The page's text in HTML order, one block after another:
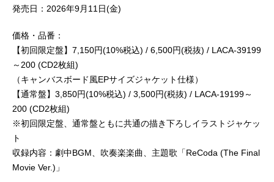
発売日：2026年9月11日(金)
価格・品番：
【初回限定盤】7,150円(10%税込) / 6,500円(税抜) / LACA-39199
～200 (CD2枚組)
（キャンバスボード風EPサイズジャケット仕様）
【通常盤】3,850円(10%税込) / 3,500円(税抜) / LACA-19199～
200 (CD2枚組)
※初回限定盤、通常盤ともに共通の描き下ろしイラストジャケッ
ト
収録内容：劇中BGM、吹奏楽楽曲、主題歌「ReCoda (The Final
Movie Ver.)」